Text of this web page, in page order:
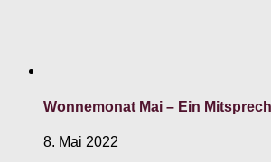
Wonnemonat Mai – Ein
8. Mai 2022